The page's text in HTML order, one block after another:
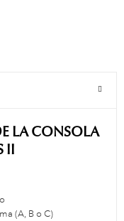
LA CONSOLA
II
(A, B o C)